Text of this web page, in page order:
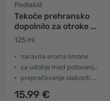
Pediakid
Tekoče prehransko
dopolnilo za otroke –
potovalna slabost
125 ml
naravna aroma limone
za udobje med potovanjem
preprečevanje slabosti med vožnjo
15.99 €